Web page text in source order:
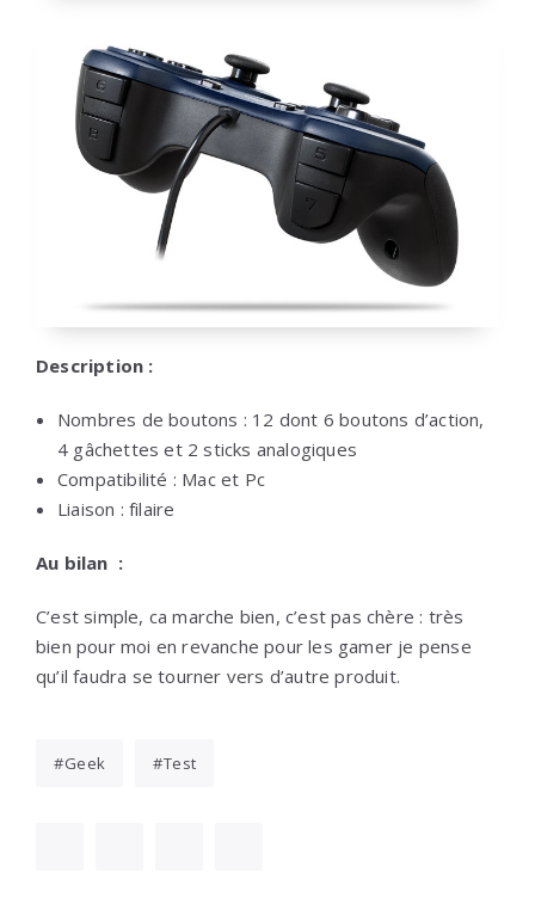
Description :
Nombres de boutons : 12 dont 6 boutons d’action,
4 gâchettes et 2 sticks analogiques
Compatibilité : Mac et Pc
Liaison : filaire
Au bilan :
C’est simple, ca marche bien, c’est pas chère : très
bien pour moi en revanche pour les gamer je pense
qu’il faudra se tourner vers d’autre produit.
Geek Test